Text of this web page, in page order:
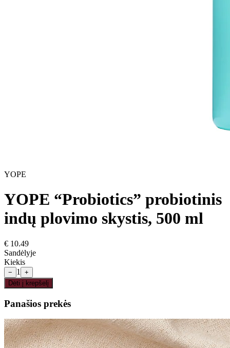
YOPE
YOPE “Probiotics” probiotinis
indų plovimo skystis, 500 ml
€ 10.49
Sandėlyje
Kiekis
− 1
+
Dėti į krepšelį
Panašios prekės